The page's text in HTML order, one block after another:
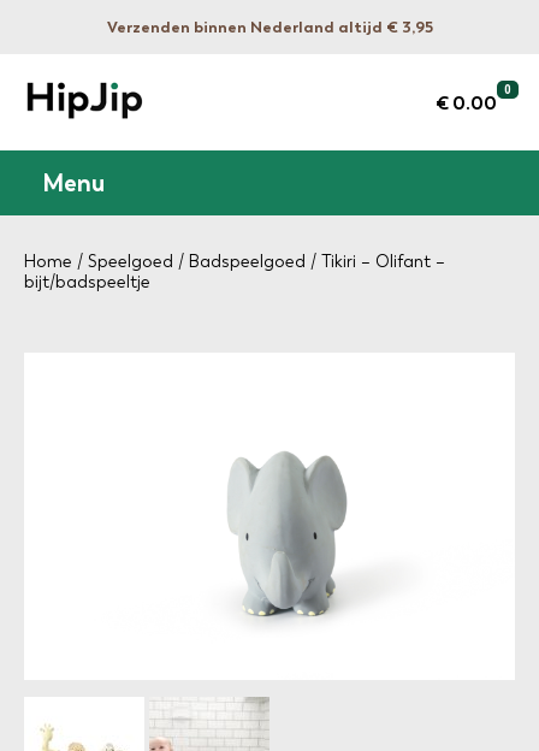
Verzenden binnen Nederland altijd € 3,95
€ 0.00
0
Menu
Home / Speelgoed / Badspeelgoed / Tikiri – Olifant –
bijt/badspeeltje